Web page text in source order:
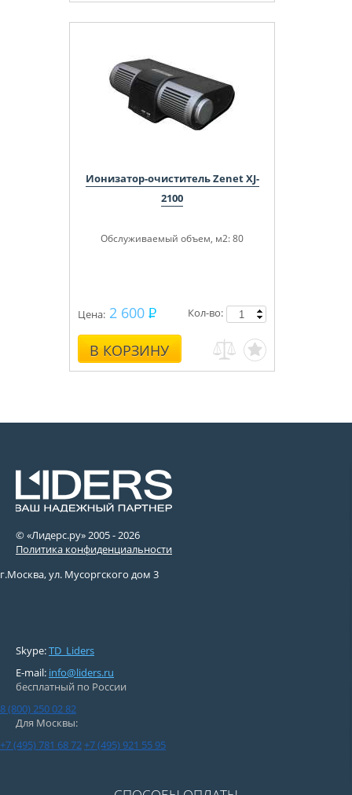
Ионизатор-очиститель Zenet XJ-
2100
Обслуживаемый объем, м2: 80
Цена: 2 600
В КОРЗИНУ
Кол-во:
© «Лидерс.ру» 2005 -2026
Политика конфиденциальности
г.Москва, ул. Мусоргского дом 3
Skype:TD_Liders
E-mail: info@liders.ru
бесплатный по России
8 (800) 250 02 82
Для Москвы:
+7 (495) 781 68 72+7 (495) 921 55 95